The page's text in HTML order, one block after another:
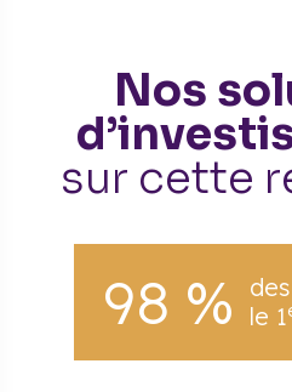
Nos
sur cette
98 %
le 1